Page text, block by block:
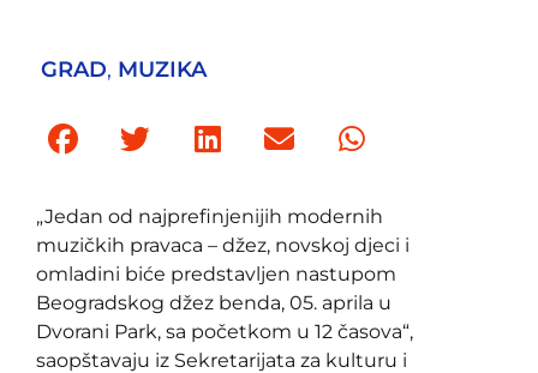
GRAD, MUZIKA
„Jedan od najprefinjenijih modernih
muzičkih pravaca – džez, novskoj djeci i
omladini biće predstavljen nastupom
Beogradskog džez benda, 05. aprila u
Dvorani Park, sa početkom u 12 časova“,
saopštavaju iz Sekretarijata za kulturu i